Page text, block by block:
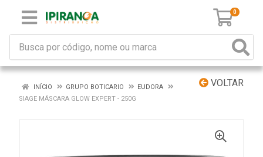
0
VOLTAR
INÍCIO GRUPO BOTICARIO
EUDORA
SIAGE MÁSCARA GLOW EXPERT - 250G